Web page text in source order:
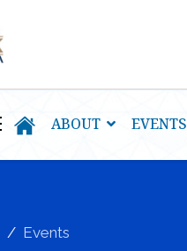
ABOUT EVENTS
Events